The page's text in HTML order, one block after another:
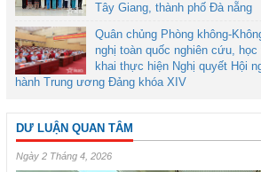
Tây Giang, thành phố Đà nẵng
Quân chủng Phòng không-
nghị toàn quốc nghiên cứu,
khai thực hiện Nghị quyết Hội
hành Trung ương Đảng khóa XIV
DƯ LUẬN QUAN TÂM
Ngày 2 Tháng 4, 2026